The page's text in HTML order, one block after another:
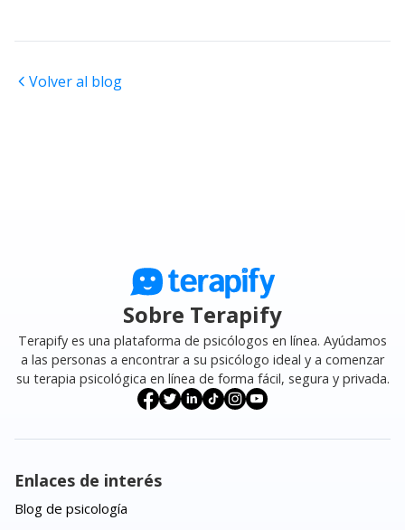
Volver al blog
Sobre Terapify
Terapify es una plataforma de psicólogos en línea. Ayúdamos
a las personas a encontrar a su psicólogo ideal y a comenzar
su terapia psicológica en línea de forma fácil, segura y privada.
Enlaces de interés
Blog de psicología